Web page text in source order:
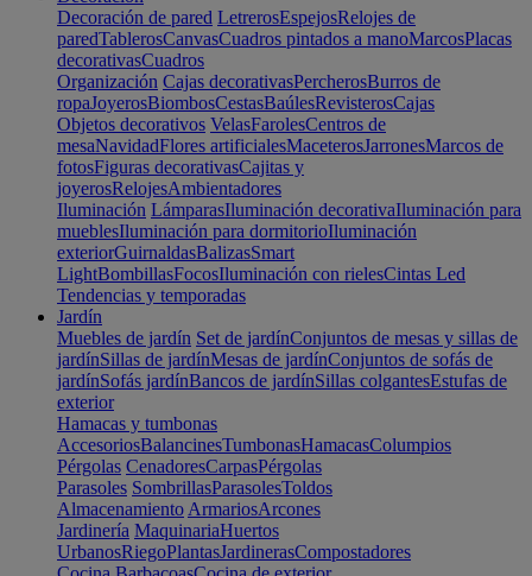
Decoración de pared LetrerosEspejosRelojes de
paredTablerosCanvasCuadros pintados a manoMarcosPlacas
decorativasCuadros
Organización Cajas decorativasPercherosBurros de
ropaJoyerosBiombosCestasBaúlesRevisterosCajas
Objetos decorativos VelasFarolesCentros de
mesaNavidadFlores artificialesMaceterosJarronesMarcos de
fotosFiguras decorativasCajitas y
joyerosRelojesAmbientadores
Iluminación LámparasIluminación decorativaIluminación para
mueblesIluminación para dormitorioIluminación
exteriorGuirnaldasBalizasSmart
LightBombillasFocosIluminación con rielesCintas Led
Tendencias y temporadas
Jardín
Muebles de jardín Set de jardínConjuntos de mesas y sillas de
jardínSillas de jardínMesas de jardínConjuntos de sofás de
jardínSofás jardínBancos de jardínSillas colgantesEstufas de
exterior
Hamacas y tumbonas
AccesoriosBalancinesTumbonasHamacasColumpios
Pérgolas CenadoresCarpasPérgolas
Parasoles SombrillasParasolesToldos
Almacenamiento ArmariosArcones
Jardinería MaquinariaHuertos
UrbanosRiegoPlantasJardinerasCompostadores